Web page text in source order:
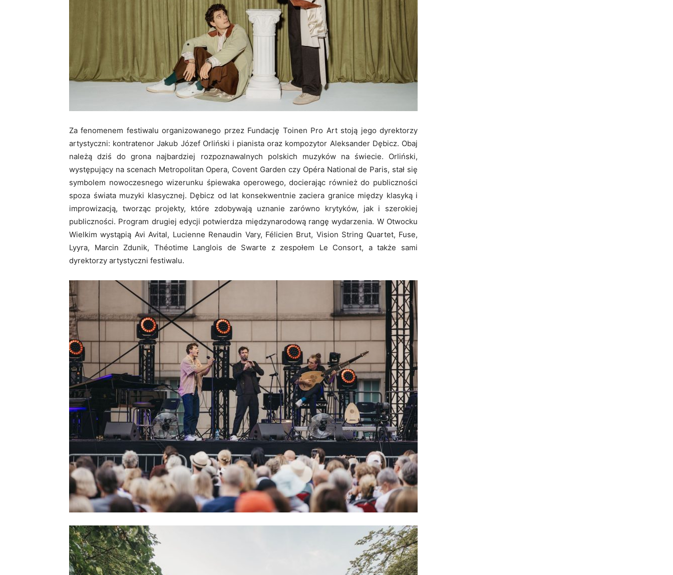
Za fenomenem festiwalu organizowanego przez Fundację Toinen Pro Art stoją jego dyrektorzy
artystyczni: kontratenor Jakub Józef Orliński i pianista oraz kompozytor Aleksander Dębicz. Obaj
należą dziś do grona najbardziej rozpoznawalnych polskich muzyków na świecie. Orliński,
występujący na scenach Metropolitan Opera, Covent Garden czy Opéra National de Paris, stał się
symbolem nowoczesnego wizerunku śpiewaka operowego, docierając również do publiczności
spoza świata muzyki klasycznej. Dębicz od lat konsekwentnie zaciera granice między klasyką i
improwizacją, tworząc projekty, które zdobywają uznanie zarówno krytyków, jak i szerokiej
publiczności. Program drugiej edycji potwierdza międzynarodową rangę wydarzenia. W Otwocku
Wielkim wystąpią Avi Avital, Lucienne Renaudin Vary, Félicien Brut, Vision String Quartet, Fuse,
Lyyra, Marcin Zdunik, Théotime Langlois de Swarte z zespołem Le Consort, a także sami
dyrektorzy artystyczni festiwalu.